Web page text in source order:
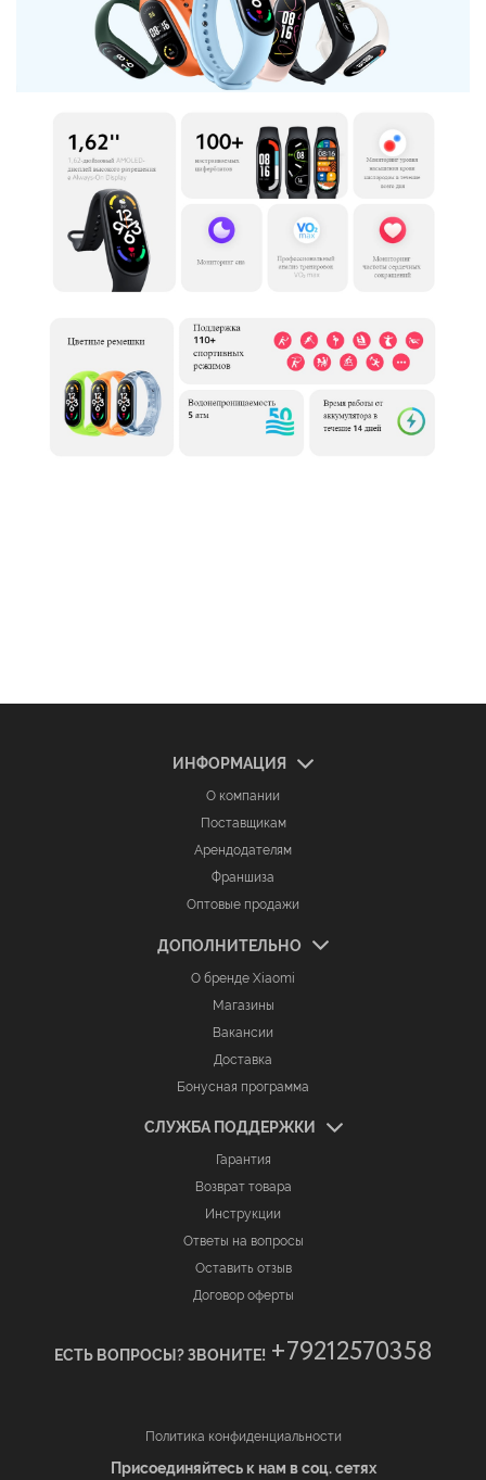
ИНФОРМАЦИЯ
О компании
Поставщикам
Арендодателям
Франшиза
Оптовые продажи
ДОПОЛНИТЕЛЬНО
О бренде Xiaomi
Магазины
Вакансии
Доставка
Бонусная программа
СЛУЖБА ПОДДЕРЖКИ
Гарантия
Возврат товара
Инструкции
Ответы на вопросы
Оставить отзыв
Договор оферты
ЕСТЬ ВОПРОСЫ? ЗВОНИТЕ! +79212570358
Политика конфиденциальности
Присоединяйтесь к нам в соц. сетях